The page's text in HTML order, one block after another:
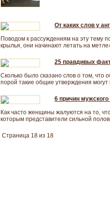
От каких слов у
Поводом к рассуждениям на эту тему
крылья, они начинают летать на
25 правдивых
Сколько было сказано слов о том,
порой такие общие утверждения
6 причин мужского
Как часто женщины жалуются на то,
которым представители сильной
Страница 18 из 18